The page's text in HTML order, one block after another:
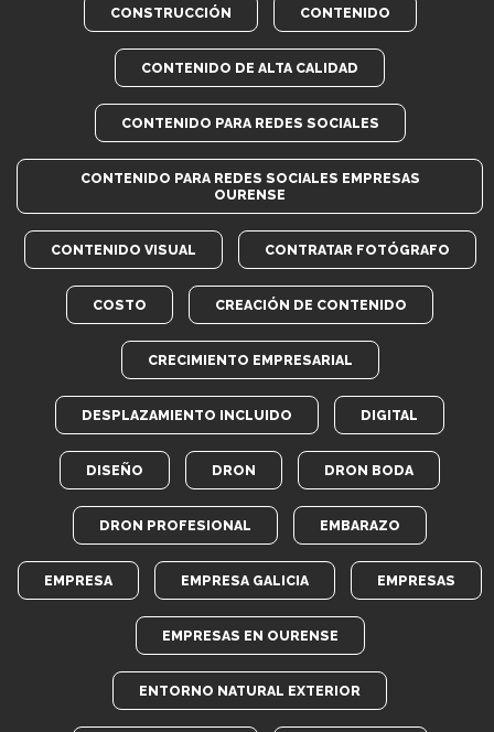
CONSTRUCCIÓN CONTENIDO
CONTENIDO DE ALTA CALIDAD
CONTENIDO PARA REDES SOCIALES
CONTENIDO PARA REDES SOCIALES EMPRESAS
OURENSE
CONTENIDO VISUAL CONTRATAR FOTÓGRAFO
COSTO CREACIÓN DE CONTENIDO
CRECIMIENTO EMPRESARIAL
DESPLAZAMIENTO INCLUIDO DIGITAL
DISEÑO DRON DRON BODA
DRON PROFESIONAL EMBARAZO
EMPRESA EMPRESA GALICIA EMPRESAS
EMPRESAS EN OURENSE
ENTORNO NATURAL EXTERIOR